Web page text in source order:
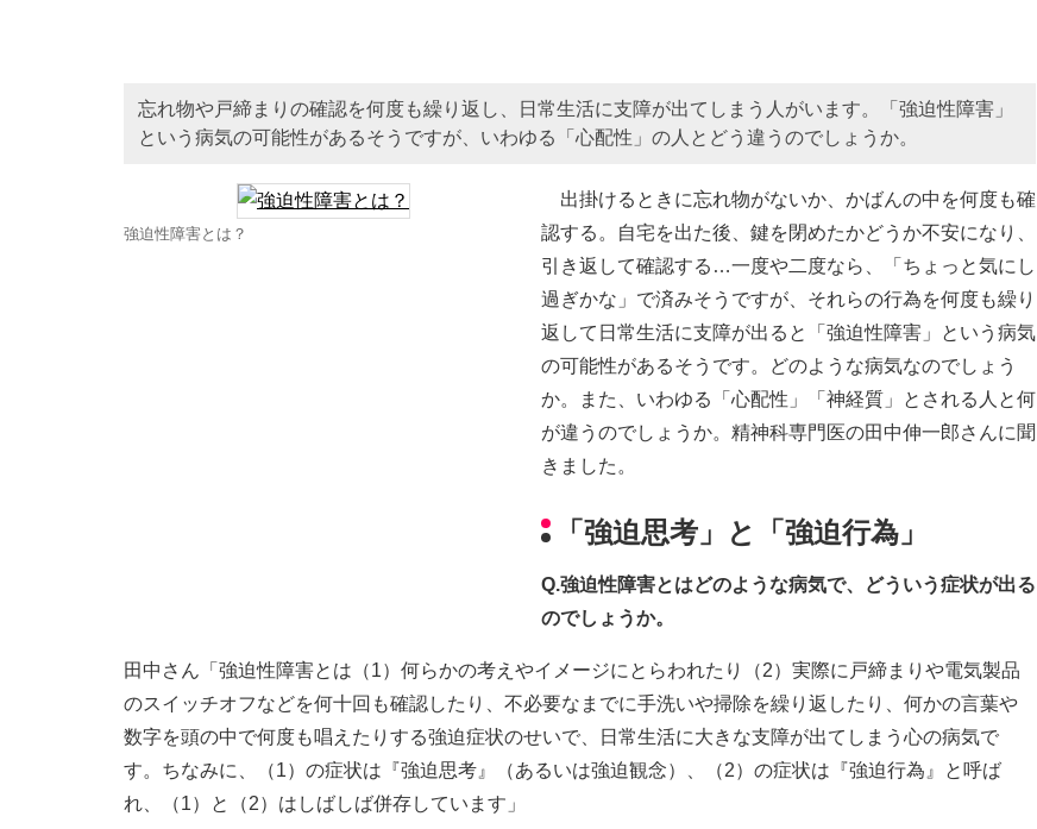
忘れ物や戸締まりの確認を何度も繰り返し、日常生活に支障が出てしまう人がいます。「強迫性障害」
という病気の可能性があるそうですが、いわゆる「心配性」の人とどう違うのでしょうか。
強迫性障害とは？
出掛けるときに忘れ物がないか、かばんの中を何度も確
認する。自宅を出た後、鍵を閉めたかどうか不安になり、
引き返して確認する…一度や二度なら、「ちょっと気にし
過ぎかな」で済みそうですが、それらの行為を何度も繰り
返して日常生活に支障が出ると「強迫性障害」という病気
の可能性があるそうです。どのような病気なのでしょう
か。また、いわゆる「心配性」「神経質」とされる人と何
が違うのでしょうか。精神科専門医の田中伸一郎さんに聞
きました。
「強迫思考」と「強迫行為」
Q.強迫性障害とはどのような病気で、どういう症状が出る
のでしょうか。
田中さん「強迫性障害とは（1）何らかの考えやイメージにとらわれたり（2）実際に戸締まりや電気製品
のスイッチオフなどを何十回も確認したり、不必要なまでに手洗いや掃除を繰り返したり、何かの言葉や
数字を頭の中で何度も唱えたりする強迫症状のせいで、日常生活に大きな支障が出てしまう心の病気で
す。ちなみに、（1）の症状は『強迫思考』（あるいは強迫観念）、（2）の症状は『強迫行為』と呼ば
れ、（1）と（2）はしばしば併存しています」